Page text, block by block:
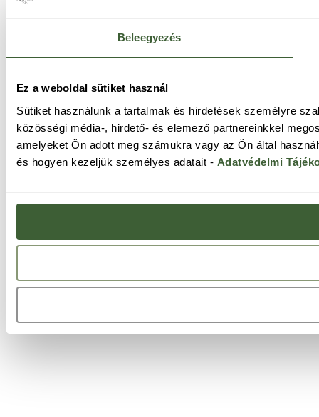
Beleegyezés
Ez a weboldal sütiket használ
Sütiket használunk a tartalmak és hirdetések személyre
közösségi média-, hirdető- és elemező partnereinkkel
amelyeket Ön adott meg számukra vagy az Ön által
és hogyen kezeljük személyes adatait - Adatvédelmi